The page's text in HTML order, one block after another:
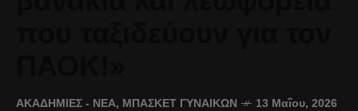
ΑΚΑΔΗΜΊΕΣ - ΝΈΑ, ΜΠΆΣΚΕΤ ΓΥΝΑΙΚΏΝ 13 Μαΐου, 2026